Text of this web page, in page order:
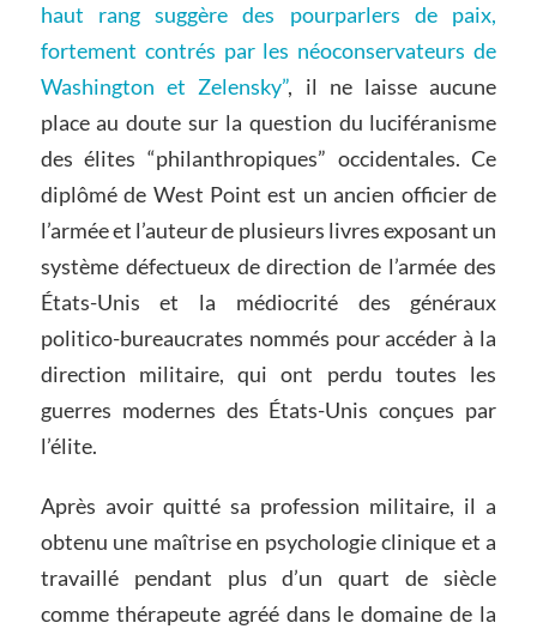
haut rang suggère des pourparlers de paix,
fortement contrés par les néoconservateurs de
Washington et Zelensky”, il ne laisse aucune
place au doute sur la question du luciféranisme
des élites “philanthropiques” occidentales. Ce
diplômé de West Point est un ancien officier de
l’armée et l’auteur de plusieurs livres exposant un
système défectueux de direction de l’armée des
États-Unis et la médiocrité des généraux
politico-bureaucrates nommés pour accéder à la
direction militaire, qui ont perdu toutes les
guerres modernes des États-Unis conçues par
l’élite.
Après avoir quitté sa profession militaire, il a
obtenu une maîtrise en psychologie clinique et a
travaillé pendant plus d’un quart de siècle
comme thérapeute agréé dans le domaine de la